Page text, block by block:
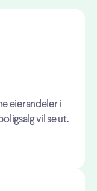
eierandeler i
vil se ut.